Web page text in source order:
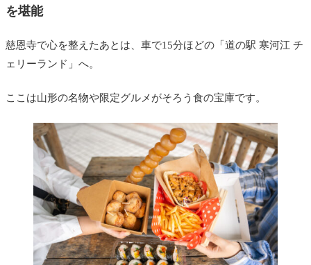
を堪能
慈恩寺で心を整えたあとは、車で15分ほどの「道の駅 寒河江 チ
ェリーランド」へ。
ここは山形の名物や限定グルメがそろう食の宝庫です。